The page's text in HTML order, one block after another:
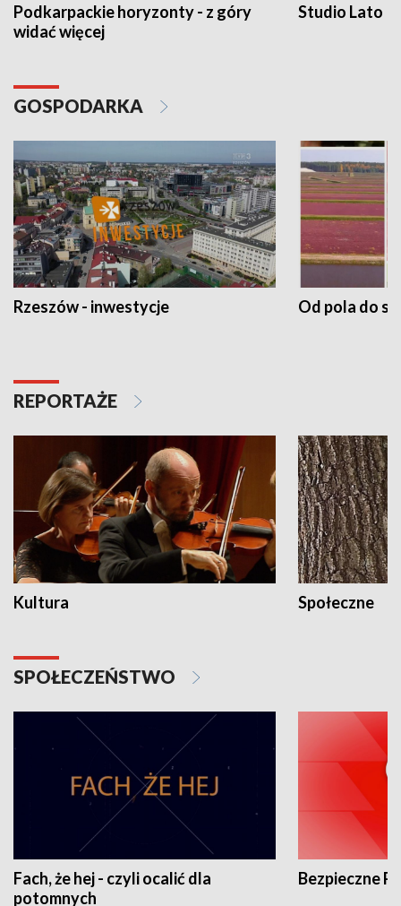
Podkarpackie horyzonty - z góry
widać więcej
Studio Lato
GOSPODARKA
Rzeszów - inwestycje Od pola do
REPORTAŻE
Kultura Społeczne
SPOŁECZEŃSTWO
Fach, że hej - czyli ocalić dla
potomnych
Bezpieczne